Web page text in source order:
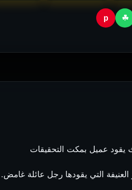
☘
p
يقود عميل بمكت التحقيقات
التي يقودها رجل عائلة غامض.